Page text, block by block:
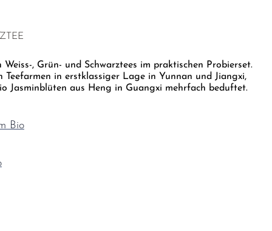
, Grün- und Schwarztees im praktischen Probierset.
in erstklassiger Lage in Yunnan und Jiangxi,
Jasminblüten aus Heng in Guangxi mehrfach beduftet.
Bio